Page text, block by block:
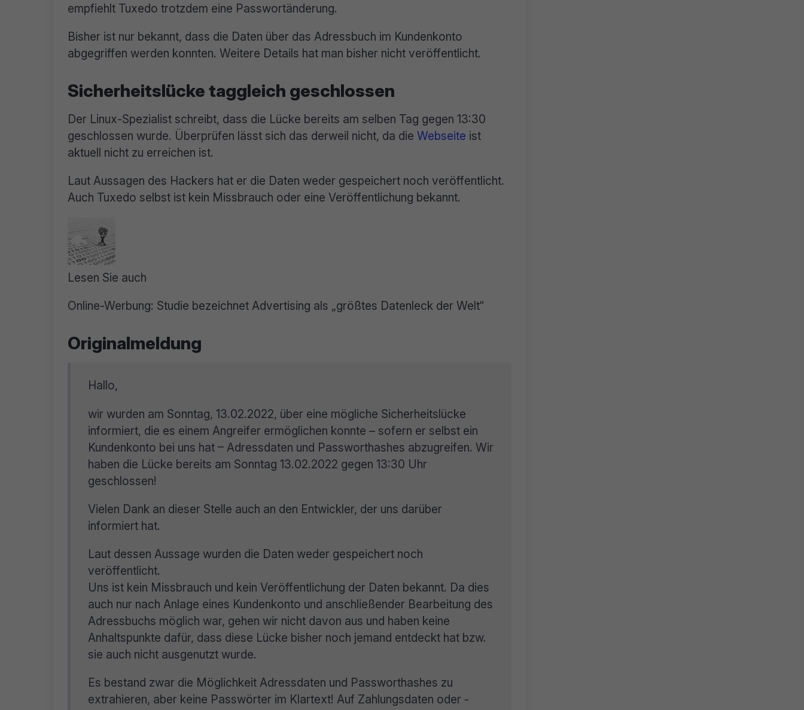
empfiehlt Tuxedo trotzdem eine Passwortänderung.
Bisher ist nur bekannt, dass die Daten über das Adressbuch im Kundenkonto
abgegriffen werden konnten. Weitere Details hat man bisher nicht veröffentlicht.
Sicherheitslücke taggleich geschlossen
Der Linux-Spezialist schreibt, dass die Lücke bereits am selben Tag gegen 13:30
geschlossen wurde. Überprüfen lässt sich das derweil nicht, da die Webseite ist
aktuell nicht zu erreichen ist.
Laut Aussagen des Hackers hat er die Daten weder gespeichert noch veröffentlicht.
Auch Tuxedo selbst ist kein Missbrauch oder eine Veröffentlichung bekannt.
Lesen Sie auch
Online-Werbung: Studie bezeichnet Advertising als „größtes Datenleck der Welt“
Originalmeldung
Hallo,
wir wurden am Sonntag, 13.02.2022, über eine mögliche Sicherheitslücke
informiert, die es einem Angreifer ermöglichen konnte – sofern er selbst ein
Kundenkonto bei uns hat – Adressdaten und Passworthashes abzugreifen. Wir
haben die Lücke bereits am Sonntag 13.02.2022 gegen 13:30 Uhr
geschlossen!
Vielen Dank an dieser Stelle auch an den Entwickler, der uns darüber
informiert hat.
Laut dessen Aussage wurden die Daten weder gespeichert noch
veröffentlicht.
Uns ist kein Missbrauch und kein Veröffentlichung der Daten bekannt. Da dies
auch nur nach Anlage eines Kundenkonto und anschließender Bearbeitung des
Adressbuchs möglich war, gehen wir nicht davon aus und haben keine
Anhaltspunkte dafür, dass diese Lücke bisher noch jemand entdeckt hat bzw.
sie auch nicht ausgenutzt wurde.
Es bestand zwar die Möglichkeit Adressdaten und Passworthashes zu
extrahieren, aber keine Passwörter im Klartext! Auf Zahlungsdaten oder -